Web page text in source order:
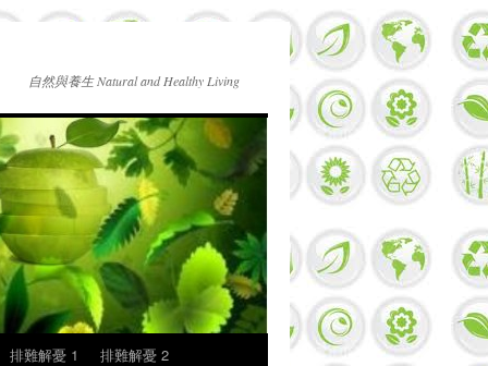
自然與養生 Natural and Healthy Living
排難解憂 1 排難解憂 2